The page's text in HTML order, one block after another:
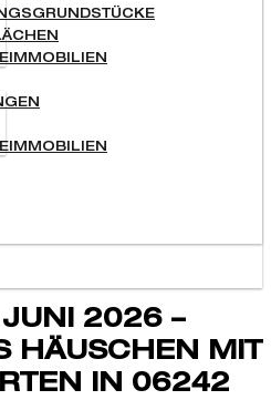
2026 –
HÄUSCHEN MIT
IN 06242 B